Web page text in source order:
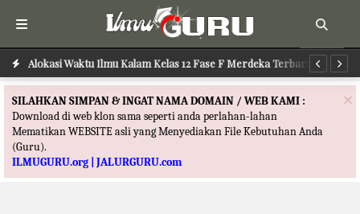
Alokasi Waktu Ilmu Kalam Kelas 12 Fase F Merdeka Terbaru
×
SILAHKAN SIMPAN & INGAT NAMA DOMAIN / WEB KAMI :
Download di web klon sama seperti anda perlahan-lahan
Mematikan WEBSITE asli yang Menyediakan File Kebutuhan Anda
(Guru).
ILMUGURU.org | JALURGURU.com